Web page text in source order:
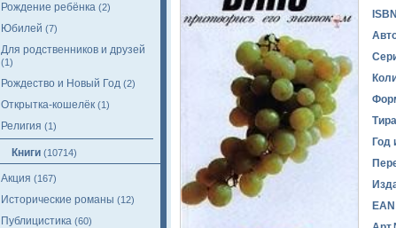
Рождение ребёнка (2)
Юбилей (7)
Для родственников и друзей
(1)
Рождество и Новый Год (2)
Открытка-кошелёк (1)
Религия (1)
Книги (10714)
Акция (167)
Исторические романы (12)
Публицистика (60)
ISBN
Год
EAN